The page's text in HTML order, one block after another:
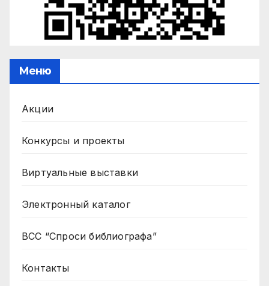
Меню
Акции
Конкурсы и проекты
Виртуальные выставки
Электронный каталог
ВСС “Спроси библиографа”
Контакты